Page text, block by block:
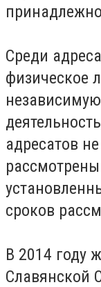
Среди
физическое
адресатов
сроков
В 2014 году
Славянской